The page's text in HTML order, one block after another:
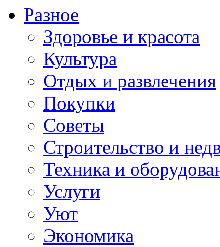
Разное
Здоровье и красота
Культура
Отдых и развлечения
Покупки
Советы
Строительство и
Техника и
Услуги
Уют
Экономика